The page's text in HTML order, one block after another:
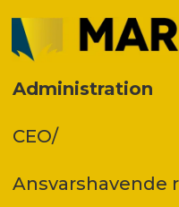
Administration
CEO/
Ansvars­havende